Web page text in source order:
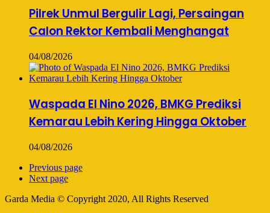
Pilrek Unmul Bergulir Lagi, Persaingan
Calon Rektor Kembali Menghangat
04/08/2026
Waspada El Nino 2026, BMKG Prediksi
Kemarau Lebih Kering Hingga Oktober
04/08/2026
Previous page
Next page
Garda Media © Copyright 2020, All Rights Reserved